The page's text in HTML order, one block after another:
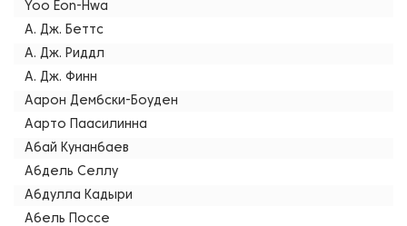
Yoo Eon-Hwa
А. Дж. Беттс
А. Дж. Риддл
А. Дж. Финн
Аарон Дембски-Боуден
Аарто Паасилинна
Абай Кунанбаев
Абдель Селлу
Абдулла Кадыри
Абель Поссе